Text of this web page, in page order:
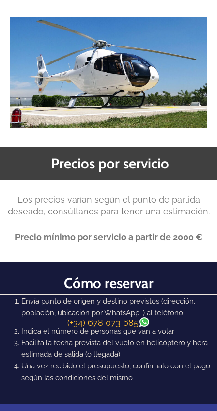
Precios por servicio
Los precios varían según el punto de partida
deseado, consúltanos para tener una estimación.
Precio mínimo por servicio a partir de 2000 €
Cómo reservar
Envía punto de origen y destino previstos (dirección,
población, ubicación por WhatsApp…) al teléfono:
(+34) 678 073 685
Indica el número de personas que van a volar
Facilita la fecha prevista del vuelo en helicóptero y hora
estimada de salida (o llegada)
Una vez recibido el presupuesto, confírmalo con el pago
según las condiciones del mismo